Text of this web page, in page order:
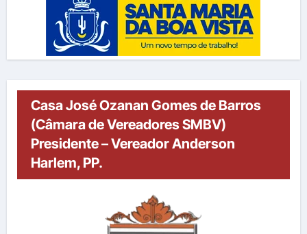
Casa José Ozanan Gomes de Barros
(Câmara de Vereadores SMBV)
Presidente – Vereador Anderson
Harlem, PP.